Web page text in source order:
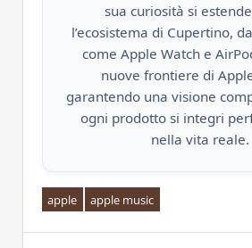
sua curiosità si
l’ecosistema di Cupertino,
come Apple Watch e
nuove frontiere di
garantendo una visione
ogni prodotto si integri
nella vita reale.
apple apple music